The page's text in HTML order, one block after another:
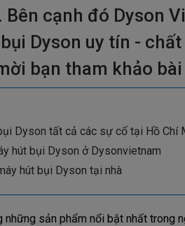
cạnh đó Dyson
Dyson uy tín -
bạn tham khảo
Dyson tất cả các sự cố tại Hồ Chí
hút bụi Dyson ở Dysonvietnam
hút bụi Dyson tại nhà
sản phẩm nổi bật nhất trong